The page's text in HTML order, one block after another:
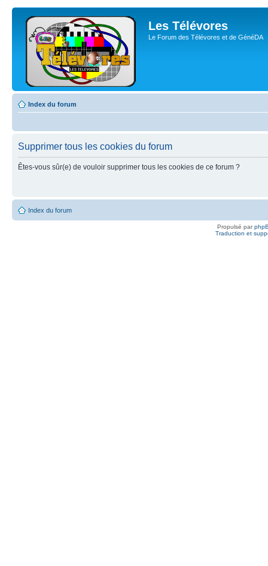
Les Télévores
Le Forum des Télévores et de GénéDA
Index du forum
Supprimer tous les cookies du forum
Êtes-vous sûr(e) de vouloir supprimer tous les cookies de ce forum ?
Index du forum
Propulsé par
Traduction et